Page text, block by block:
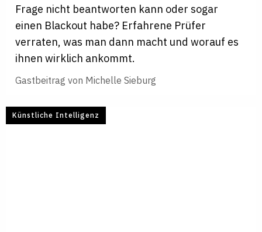
Frage nicht beantworten kann oder sogar
einen Blackout habe? Erfahrene Prüfer
verraten, was man dann macht und worauf es
ihnen wirklich ankommt.
Gastbeitrag von Michelle Sieburg
Künstliche Intelligenz